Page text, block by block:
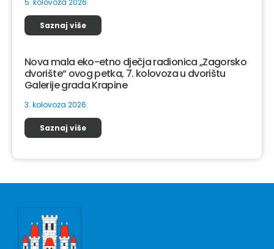
5. kolovoza 2026.
Saznaj više
Nova mala eko-etno dječja radionica „Zagorsko
dvorište“ ovog petka, 7. kolovoza u dvorištu
Galerije grada Krapine
3. kolovoza 2026.
Saznaj više